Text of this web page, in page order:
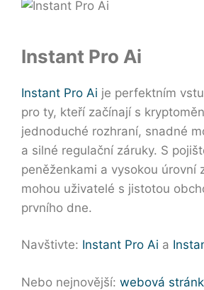
Instant Pro Ai
Instant Pro Ai je perfektním
pro ty, kteří začínají s
jednoduché rozhraní, snadné
a silné regulační záruky. S
peněženkami a vysokou úrovní
mohou uživatelé s jistotou
prvního dne.
Navštivte: Instant Pro Ai a
Nebo nejnovější: webová